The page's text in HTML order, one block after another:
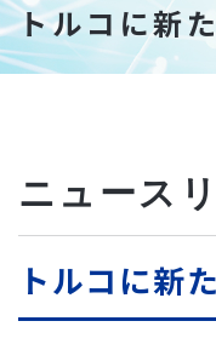
トルコに新
ニュース
トルコに新